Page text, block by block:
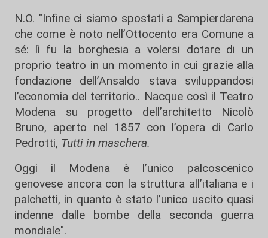
N.O. "Infine ci siamo spostati a Sampierdarena
che come è noto nell’Ottocento era Comune a
sé: lì fu la borghesia a volersi dotare di un
proprio teatro in un momento in cui grazie alla
fondazione dell’Ansaldo stava sviluppandosi
l’economia del territorio.. Nacque così il Teatro
Modena su progetto dell’architetto Nicolò
Bruno, aperto nel 1857 con l’opera di Carlo
Pedrotti, Tutti in maschera.
Oggi il Modena è l’unico palcoscenico
genovese ancora con la struttura all’italiana e i
palchetti, in quanto è stato l’unico uscito quasi
indenne dalle bombe della seconda guerra
mondiale".